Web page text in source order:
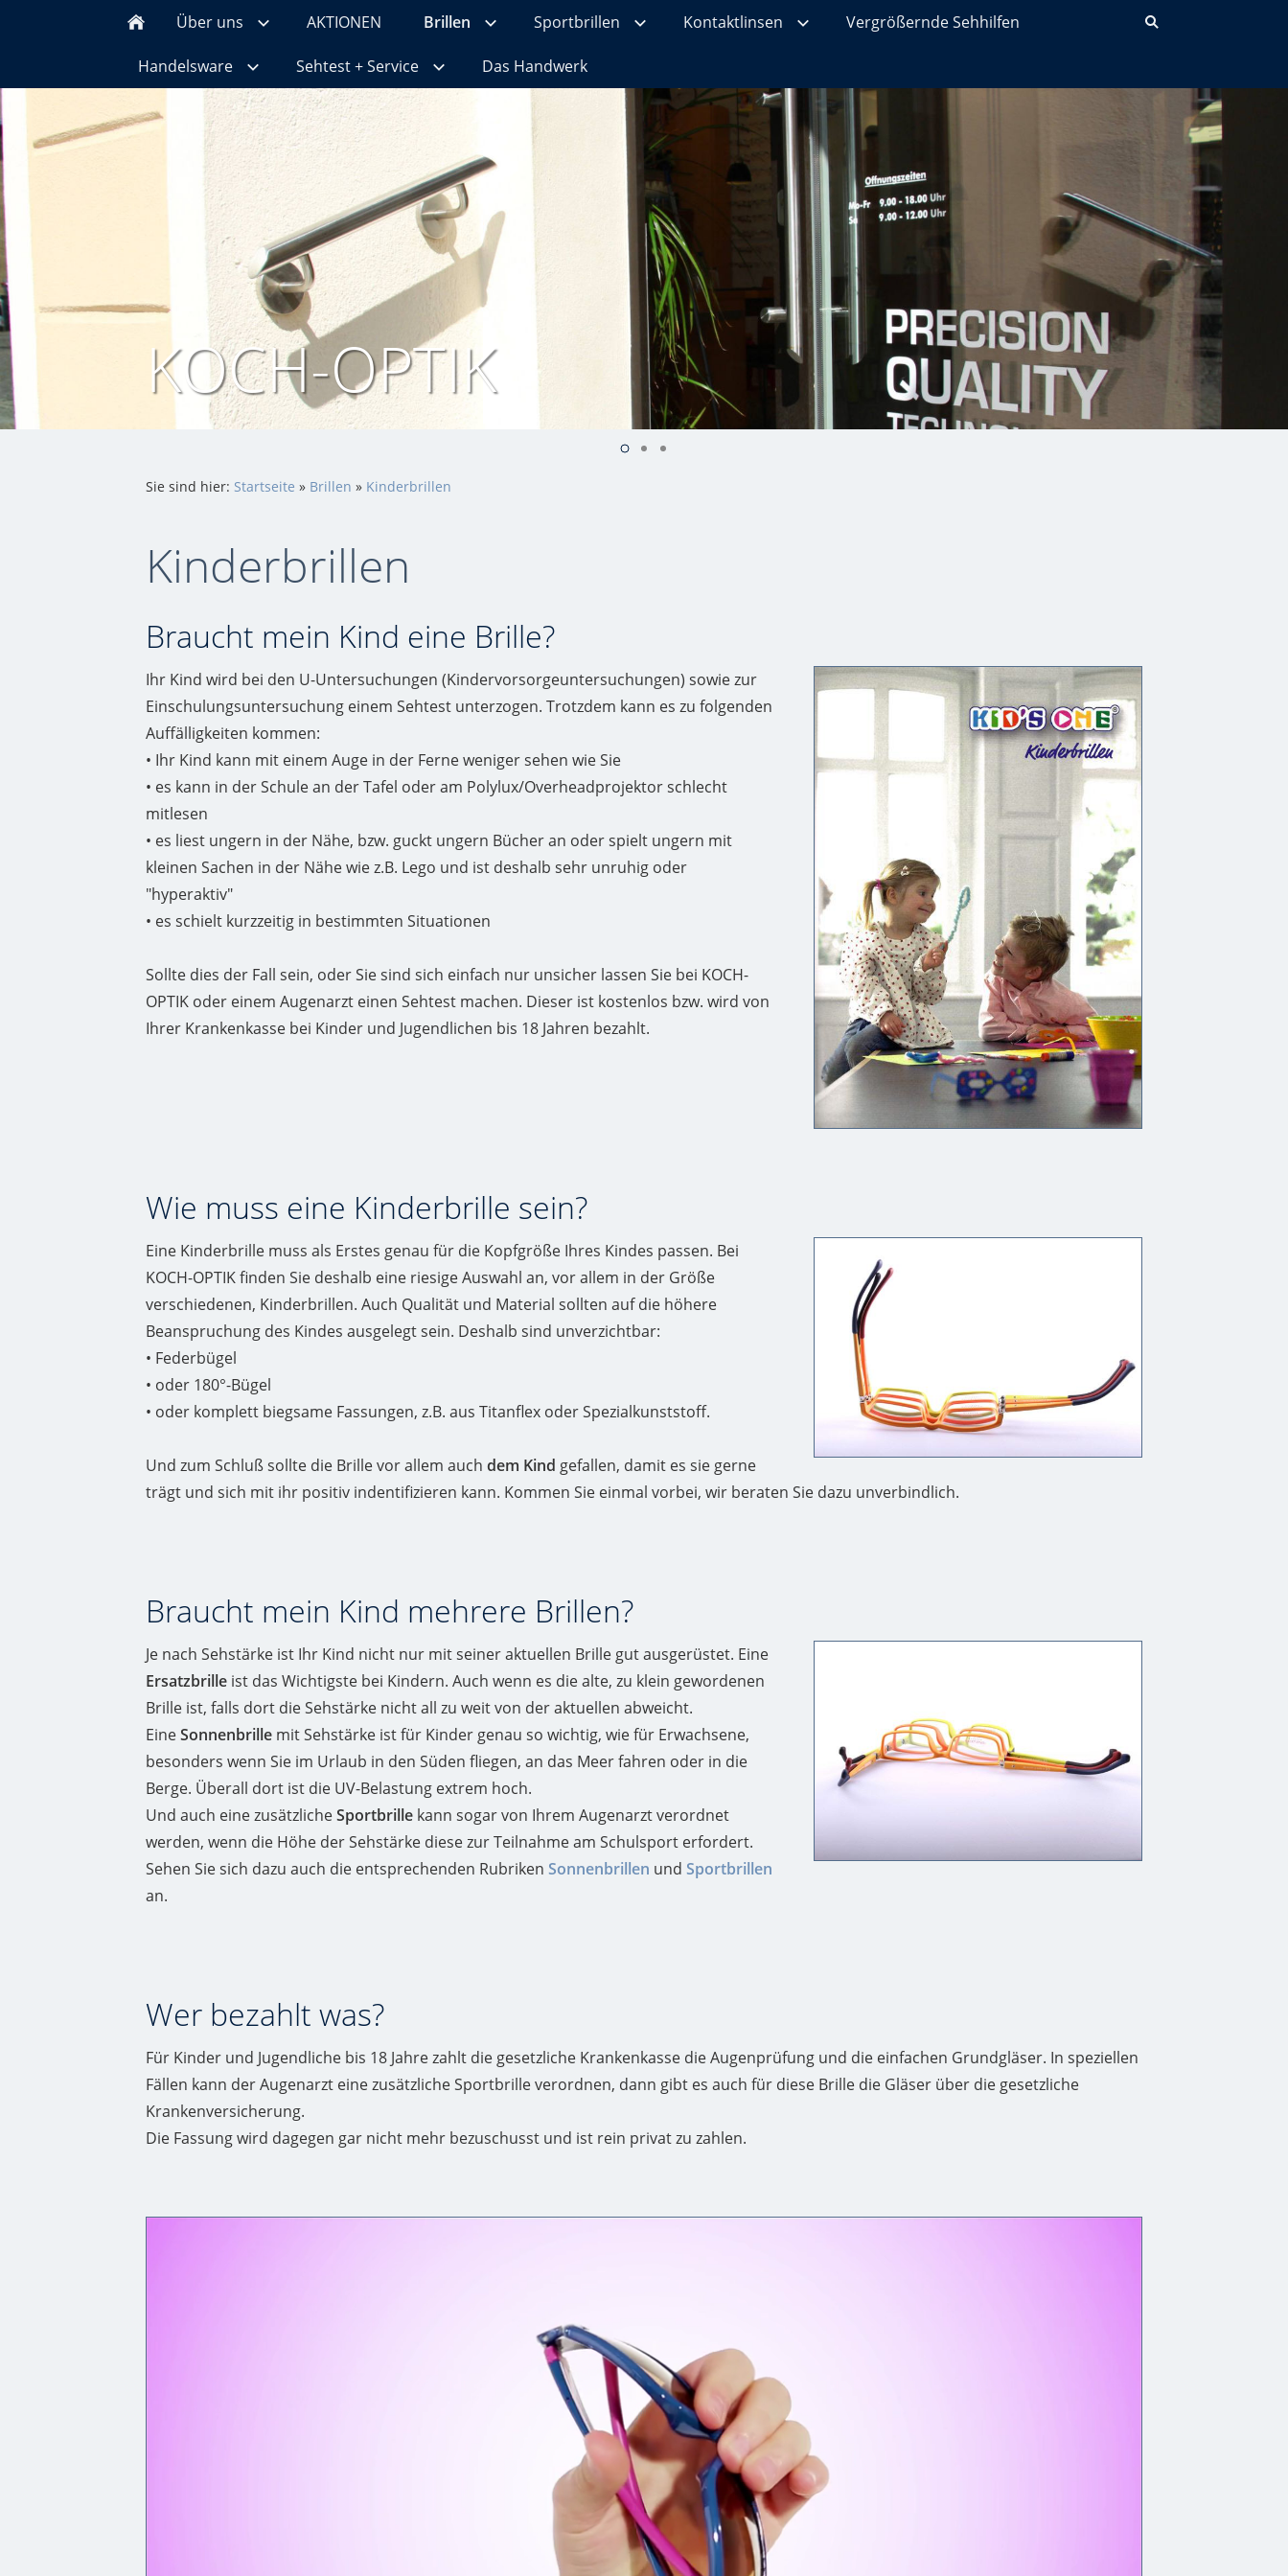
Über uns AKTIONEN Brillen Sportbrillen Kontaktlinsen Vergrößernde Sehhilfen
Handelsware Sehtest + Service Das Handwerk
KOCH-OPTIK
Sie sind hier: Startseite » Brillen » Kinderbrillen
Kinderbrillen
Braucht mein Kind eine Brille?
Ihr Kind wird bei den U-Untersuchungen (Kindervorsorgeuntersuchungen) sowie zur
Einschulungsuntersuchung einem Sehtest unterzogen. Trotzdem kann es zu folgenden
Auffälligkeiten kommen:
• Ihr Kind kann mit einem Auge in der Ferne weniger sehen wie Sie
• es kann in der Schule an der Tafel oder am Polylux/Overheadprojektor schlecht
mitlesen
• es liest ungern in der Nähe, bzw. guckt ungern Bücher an oder spielt ungern mit
kleinen Sachen in der Nähe wie z.B. Lego und ist deshalb sehr unruhig oder
"hyperaktiv"
• es schielt kurzzeitig in bestimmten Situationen
Sollte dies der Fall sein, oder Sie sind sich einfach nur unsicher lassen Sie bei KOCH-
OPTIK oder einem Augenarzt einen Sehtest machen. Dieser ist kostenlos bzw. wird von
Ihrer Krankenkasse bei Kinder und Jugendlichen bis 18 Jahren bezahlt.
Wie muss eine Kinderbrille sein?
Eine Kinderbrille muss als Erstes genau für die Kopfgröße Ihres Kindes passen. Bei
KOCH-OPTIK finden Sie deshalb eine riesige Auswahl an, vor allem in der Größe
verschiedenen, Kinderbrillen. Auch Qualität und Material sollten auf die höhere
Beanspruchung des Kindes ausgelegt sein. Deshalb sind unverzichtbar:
• Federbügel
• oder 180°-Bügel
• oder komplett biegsame Fassungen, z.B. aus Titanflex oder Spezialkunststoff.
Und zum Schluß sollte die Brille vor allem auch dem Kind gefallen, damit es sie gerne
trägt und sich mit ihr positiv indentifizieren kann. Kommen Sie einmal vorbei, wir beraten Sie dazu unverbindlich.
Braucht mein Kind mehrere Brillen?
Je nach Sehstärke ist Ihr Kind nicht nur mit seiner aktuellen Brille gut ausgerüstet. Eine
Ersatzbrille ist das Wichtigste bei Kindern. Auch wenn es die alte, zu klein gewordenen
Brille ist, falls dort die Sehstärke nicht all zu weit von der aktuellen abweicht.
EineSonnenbrille mit Sehstärke ist für Kinder genau so wichtig, wie für Erwachsene,
besonders wenn Sie im Urlaub in den Süden fliegen, an das Meer fahren oder in die
Berge. Überall dort ist die UV-Belastung extrem hoch.
Und auch eine zusätzlicheSportbrille kann sogar von Ihrem Augenarzt verordnet
werden, wenn die Höhe der Sehstärke diese zur Teilnahme am Schulsport erfordert.
Sehen Sie sich dazu auch die entsprechenden Rubriken Sonnenbrillen und Sportbrillen
an.
Wer bezahlt was?
Für Kinder und Jugendliche bis 18 Jahre zahlt die gesetzliche Krankenkasse die Augenprüfung und die einfachen Grundgläser. In speziellen
Fällen kann der Augenarzt eine zusätzliche Sportbrille verordnen, dann gibt es auch für diese Brille die Gläser über die gesetzliche
Krankenversicherung.
Die Fassung wird dagegen gar nicht mehr bezuschusst und ist rein privat zu zahlen.